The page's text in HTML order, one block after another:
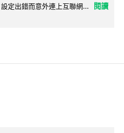
定出錯而意外連上互聯網...
閱讀